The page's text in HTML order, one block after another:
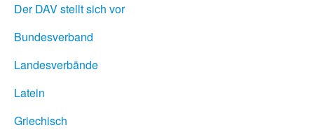
Der DAV stellt sich vor
Bundesverband
Landesverbände
Latein
Griechisch